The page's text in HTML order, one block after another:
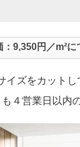
：9,350円／m²に
ズをカットし
４営業日以内